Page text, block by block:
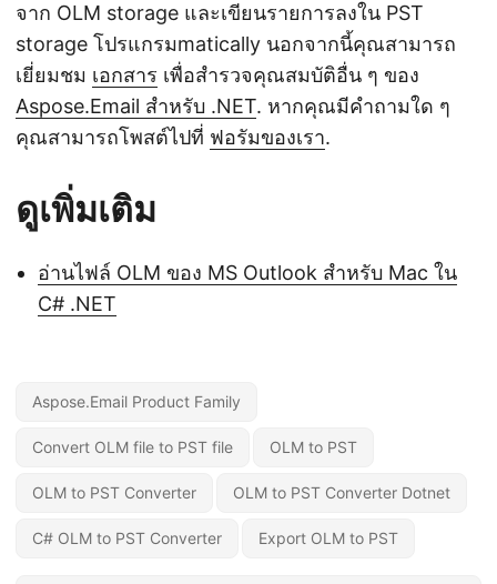
จาก OLM storage และเขียนรายการลงใน PST
storage โปรแกรมmatically นอกจากนี้คุณสามารถ
เยี่ยมชม เอกสาร เพื่อสำรวจคุณสมบัติอื่น ๆ ของ
Aspose.Email สำหรับ .NET. หากคุณมีคำถามใด ๆ
คุณสามารถโพสต์ไปที่ ฟอรัมของเรา.
ดูเพิ่มเติม
อ่านไฟล์ OLM ของ MS Outlook สำหรับ Mac ใน
C# .NET
Aspose.Email Product Family
Convert OLM file to PST file OLM to PST
OLM to PST Converter OLM to PST Converter Dotnet
C# OLM to PST Converter Export OLM to PST